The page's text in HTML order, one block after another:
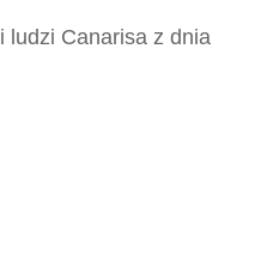
ludzi Canarisa z dnia